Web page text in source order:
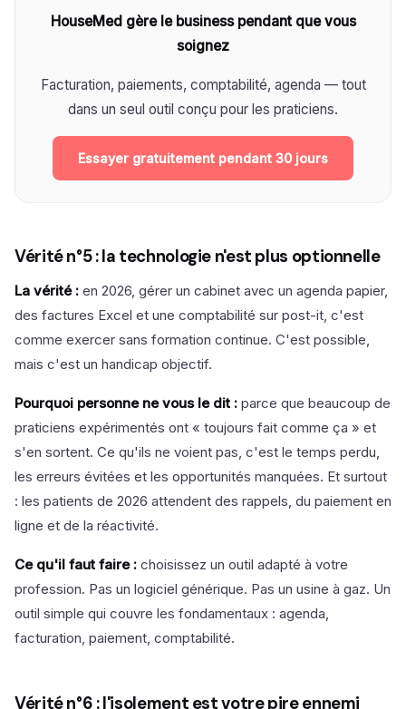
HouseMed gère le business pendant que vous
soignez
Facturation, paiements, comptabilité, agenda — tout
dans un seul outil conçu pour les praticiens.
Essayer gratuitement pendant 30 jours
Vérité n°5 : la technologie n'est plus optionnelle
La vérité : en 2026, gérer un cabinet avec un agenda papier,
des factures Excel et une comptabilité sur post-it, c'est
comme exercer sans formation continue. C'est possible,
mais c'est un handicap objectif.
Pourquoi personne ne vous le dit : parce que beaucoup de
praticiens expérimentés ont « toujours fait comme ça » et
s'en sortent. Ce qu'ils ne voient pas, c'est le temps perdu,
les erreurs évitées et les opportunités manquées. Et surtout
: les patients de 2026 attendent des rappels, du paiement en
ligne et de la réactivité.
Ce qu'il faut faire : choisissez un outil adapté à votre
profession. Pas un logiciel générique. Pas un usine à gaz. Un
outil simple qui couvre les fondamentaux : agenda,
facturation, paiement, comptabilité.
Vérité n°6 : l'isolement est votre pire ennemi